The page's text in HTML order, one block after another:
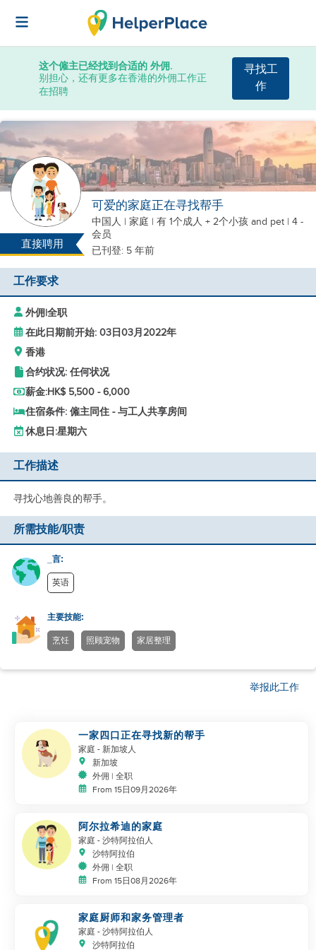
这个僱主已经找到合适的 外佣.
别担心，还有更多在香港的外佣工作正
在招聘
寻找工
作
直接聘用
可爱的家庭正在寻找帮手
中国人 | 家庭 | 有 1个成人 + 2个小孩 and pet | 4 -
会员
已刊登: 5 年前
工作要求
外佣|全职
在此日期前开始: 03日03月2022年
香港
合约状况: 任何状况
薪金:HK$ 5,500 - 6,000
住宿条件: 僱主同住 - 与工人共享房间
休息日:星期六
工作描述
寻找心地善良的帮手。
所需技能/职责
_言:
英语
主要技能:
烹饪 照顾宠物 家居整理
举报此工作
一家四口正在寻找新的帮手
家庭 - 新加坡人
新加坡
外佣 | 全职
From 15日09月2026年
阿尔拉希迪的家庭
家庭 - 沙特阿拉伯人
沙特阿拉伯
外佣 | 全职
From 15日08月2026年
家庭厨师和家务管理者
家庭 - 沙特阿拉伯人
沙特阿拉伯